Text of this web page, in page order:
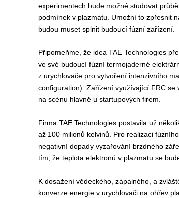
experimentech bude možné studovat
podmínek v plazmatu. Umožní to zpřesnit
budou muset splnit budoucí fúzní zařízení.
Připomeňme, že idea TAE Technologies
ve své budoucí fúzní termojaderné
z urychlovače pro vytvoření intenzivního
configuration). Zařízení využívající FRC se
na scénu hlavně u startupových firem.
Firma TAE Technologies postavila už
až 100 milionů kelvinů. Pro realizaci
negativní dopady vyzařování brzdného
tím, že teplota elektronů v plazmatu se
K dosažení vědeckého, zápalného, a
konverze energie v urychlovači na ohřev